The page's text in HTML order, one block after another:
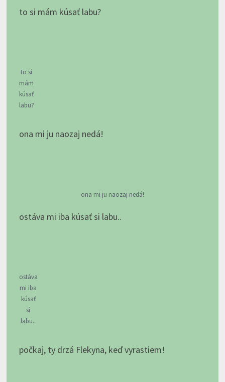
to si mám kúsať labu?
to si
mám
kúsať
labu?
ona mi ju naozaj nedá!
ona mi ju naozaj nedá!
ostáva mi iba kúsať si labu..
ostáva
mi iba
kúsať
si
labu..
počkaj, ty drzá Flekyna, keď vyrastiem!